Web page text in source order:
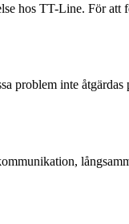
hos TT-Line. För att
problem inte åtgärdas